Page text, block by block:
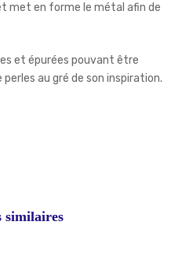
met en forme le métal afin de
et épurées pouvant être
au gré de son inspiration.
similaires